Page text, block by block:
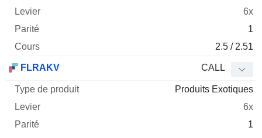
6x
1
2.5 / 2.51
FLRAKV CALL
Produits Exotiques
6x
1